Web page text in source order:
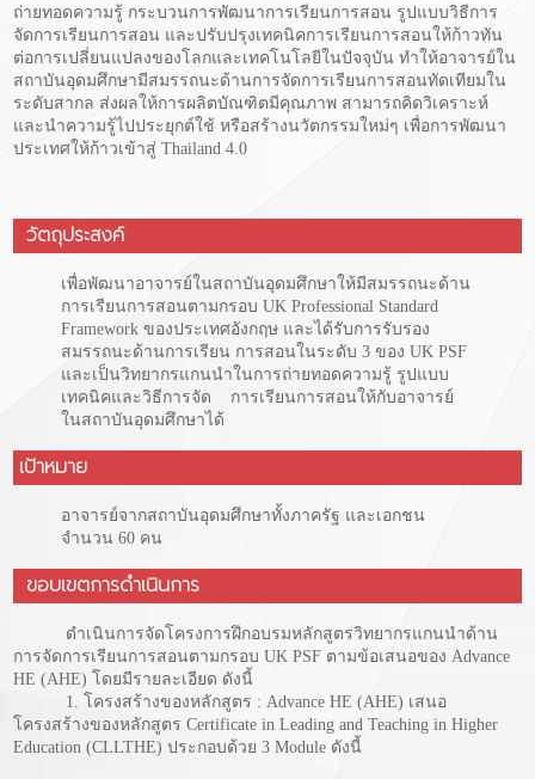
ถ่ายทอดความรู้ กระบวนการพัฒนาการเรียนการสอน รูปแบบวิธีการ
จัดการเรียนการสอน และปรับปรุงเทคนิคการเรียนการสอนให้ก้าวทัน
ต่อการเปลี่ยนแปลงของโลกและเทคโนโลยีในปัจจุบัน ทำให้อาจารย์ใน
สถาบันอุดมศึกษามีสมรรถนะด้านการจัดการเรียนการสอนทัดเทียมใน
ระดับสากล ส่งผลให้การผลิตบัณฑิตมีคุณภาพ สามารถคิดวิเคราะห์
และนำความรู้ไปประยุกต์ใช้ หรือสร้างนวัตกรรมใหม่ๆ เพื่อการพัฒนา
ประเทศให้ก้าวเข้าสู่ Thailand 4.0
วัตถุประสงค์
เพื่อพัฒนาอาจารย์ในสถาบันอุดมศึกษาให้มีสมรรถนะด้าน
การเรียนการสอนตามกรอบ UK Professional Standard
Framework ของประเทศอังกฤษ และได้รับการรับรอง
สมรรถนะด้านการเรียน การสอนในระดับ 3 ของ UK PSF
และเป็นวิทยากรแกนนำในการถ่ายทอดความรู้ รูปแบบ
เทคนิคและวิธีการจัด การเรียนการสอนให้กับอาจารย์
ในสถาบันอุดมศึกษาได้
เป้าหมาย
อาจารย์จากสถาบันอุดมศึกษาทั้งภาครัฐ และเอกชน
จำนวน 60 คน
ขอบเขตการดำเนินการ
ดำเนินการจัดโครงการฝึกอบรมหลักสูตรวิทยากรแกนนำด้าน
การจัดการเรียนการสอนตามกรอบ UK PSF ตามข้อเสนอของ Advance
HE (AHE) โดยมีรายละเอียด ดังนี้
1. โครงสร้างของหลักสูตร : Advance HE (AHE) เสนอ
โครงสร้างของหลักสูตร Certificate in Leading and Teaching in Higher
Education (CLLTHE) ประกอบด้วย 3 Module ดังนี้